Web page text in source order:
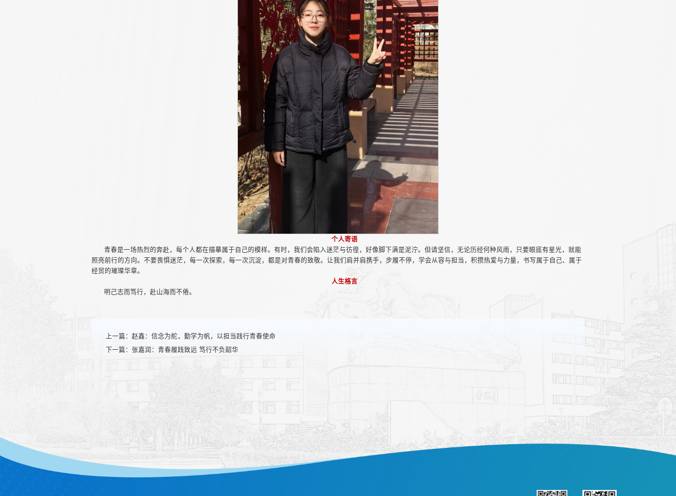
个人寄语
青春是一场热烈的奔赴，每个人都在描摹属于自己的模样。有时，我们会陷入迷茫与彷徨，好像脚下满是泥泞。但请坚信，无论历经何种风雨，只要眼底有星光，就能
照亮前行的方向。不要畏惧迷茫，每一次探索，每一次沉淀，都是对青春的致敬。让我们肩并肩携手，步履不停，学会从容与担当，积攒热爱与力量，书写属于自己、属于
经贸的璀璨华章。
人生格言
明己志而笃行，赴山海而不倦。
上一篇： 赵鑫：信念为舵，勤学为帆，以担当践行青春使命
下一篇： 张嘉润：青春履践致远 笃行不负韶华